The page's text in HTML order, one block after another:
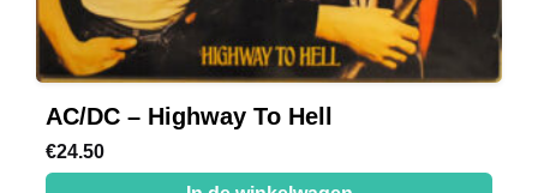
AC/DC – Highway To Hell
€24.50